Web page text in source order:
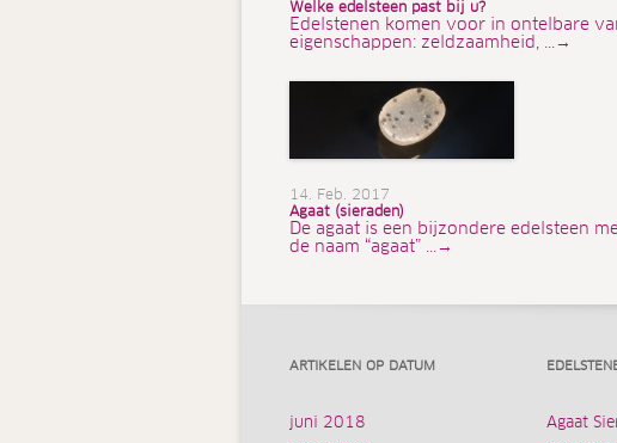
Welke edelsteen past bij u?
Edelstenen komen voor in ontelbare
eigenschappen: zeldzaamheid, ...→
14. Feb. 2017
Agaat (sieraden)
De agaat is een bijzondere edelsteen
de naam “agaat” ...→
ARTIKELEN OP DATUM
juni 2018
Agaat